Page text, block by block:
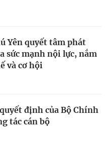
Yên quyết tâm phát
sức mạnh nội lực, nắm
và cơ hội
định của Bộ Chính
tác cán bộ